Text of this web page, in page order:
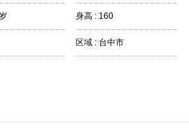
身高 : 160
区域 : 台中市